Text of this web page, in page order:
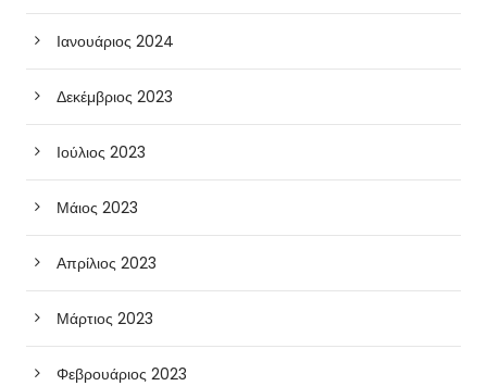
Ιανουάριος 2024
Δεκέμβριος 2023
Ιούλιος 2023
Μάιος 2023
Απρίλιος 2023
Μάρτιος 2023
Φεβρουάριος 2023